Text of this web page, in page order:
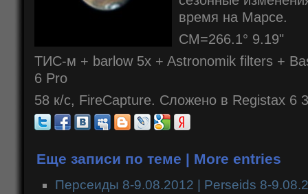
время на Марсе.
CM=266.1° 9.19"
ТИС-м + barlow 5x + Astronomik filters +
6 Pro
58 к/с, FireCapture. Cложено в Registax 6
Еще записи по теме | More entries
Персеиды 8-9.08.2012 | Perseids 8-